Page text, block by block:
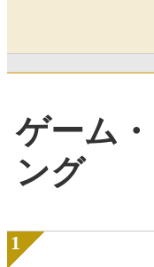
ゲーム
ング